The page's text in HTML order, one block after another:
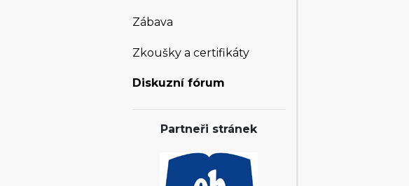
Zábava
Zkoušky a certifikáty
Diskuzní fórum
Partneři stránek